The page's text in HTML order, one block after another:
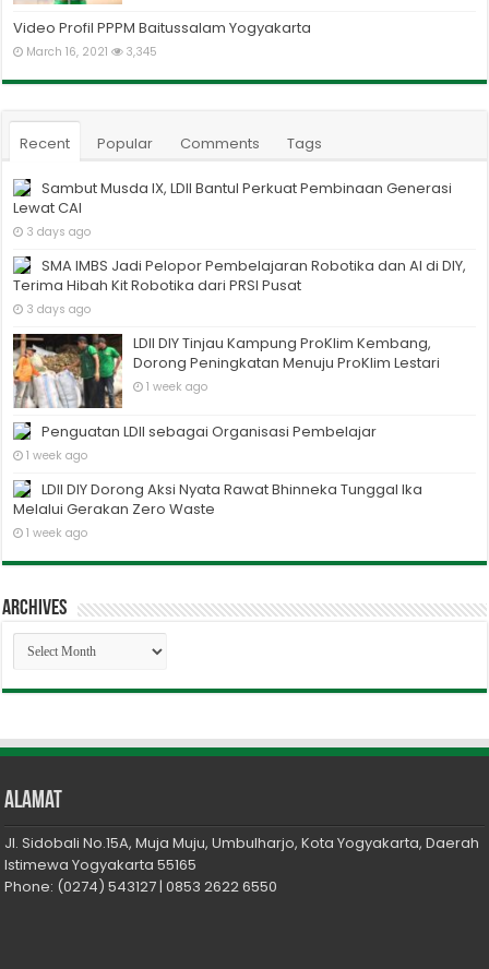
Video Profil PPPM Baitussalam Yogyakarta
March 16, 2021 3,345
Recent Popular Comments Tags
Sambut Musda IX, LDII Bantul Perkuat Pembinaan Generasi
Lewat CAI
3 days ago
SMA IMBS Jadi Pelopor Pembelajaran Robotika dan AI di DIY,
Terima Hibah Kit Robotika dari PRSI Pusat
3 days ago
LDII DIY Tinjau Kampung ProKlim Kembang,
Dorong Peningkatan Menuju ProKlim Lestari
1 week ago
Penguatan LDII sebagai Organisasi Pembelajar
1 week ago
LDII DIY Dorong Aksi Nyata Rawat Bhinneka Tunggal Ika
Melalui Gerakan Zero Waste
1 week ago
Archives
Archives
Alamat
Jl. Sidobali No.15A, Muja Muju, Umbulharjo, Kota Yogyakarta, Daerah
Istimewa Yogyakarta 55165
Phone: (0274) 543127 | 0853 2622 6550